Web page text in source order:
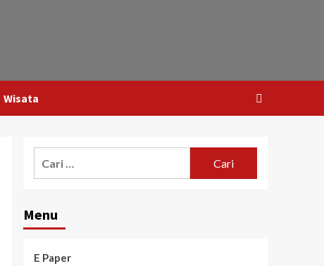
Wisata
Menu
E Paper